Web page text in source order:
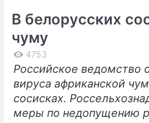
В белорусских
чуму
4753
Российское ведомство
вируса африканской
сосисках.
меры по недопущению